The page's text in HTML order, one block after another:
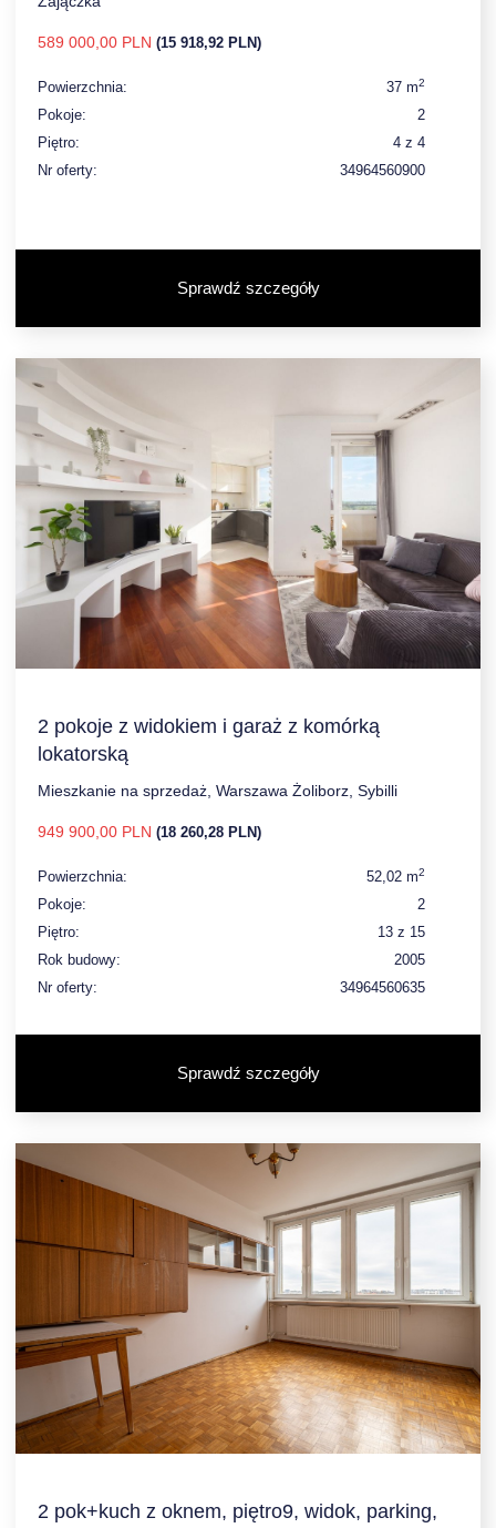
589 000,00 PLN (15 918,92 PLN)
Powierzchnia: 37 m2
Pokoje:
2
Piętro:
4 z 4
Nr oferty:
34964560900
Sprawdź szczegóły
2 pokoje z widokiem i garaż z komórką
lokatorską
Mieszkanie na sprzedaż, Warszawa Żoliborz, Sybilli
949 900,00 PLN (18 260,28 PLN)
Powierzchnia: 52,02 m2
Pokoje:
2
Piętro:
13 z 15
Rok budowy:
2005
Nr oferty:
34964560635
Sprawdź szczegóły
2 pok+kuch z oknem, piętro9, widok, parking,